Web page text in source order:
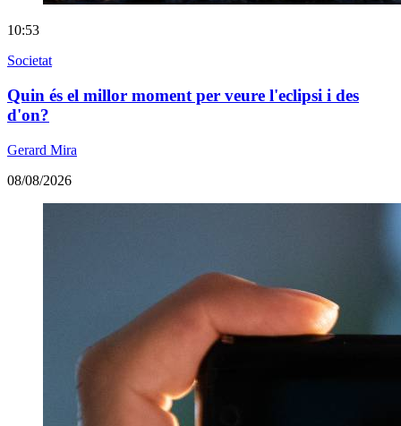
10:53
Societat
Quin és el millor moment per veure l'eclipsi i des
d'on?
Gerard Mira
08/08/2026